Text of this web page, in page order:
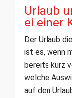
Urlaub
ei einer
Der Urlaub
ist es, wenn
bereits kurz
welche
auf den